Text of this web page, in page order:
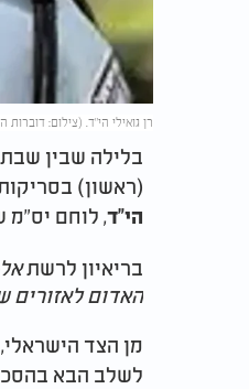
רן גואילי הי"ד. (צילום:
בלילה שבין
(ראשון)
הי"ד, לוחם
בריאיון לרשת
האדום לאזורים
מן הצד הישראלי,
לשלב הבא